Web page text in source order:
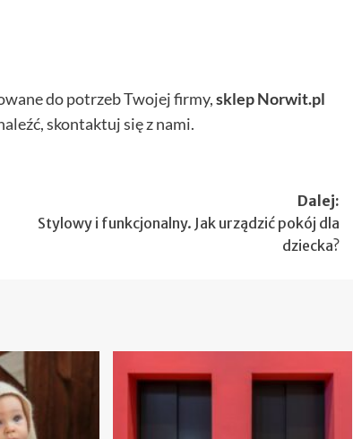
do potrzeb Twojej firmy,sklep Norwit.pl
skontaktuj się z nami.
Dalej:
Stylowy i funkcjonalny. Jak urządzić pokój dla
dziecka?